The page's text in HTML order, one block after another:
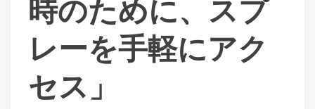
時のために、スプ
レーを手軽にアク
セス」